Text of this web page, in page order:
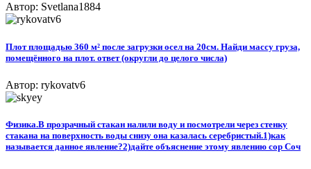
Автор: Svetlana1884
Плот площадью 360 м² после загрузки осел на 20см. Найди массу груза,
помещённого на плот. ответ (округли до целого числа)
Автор: rykovatv6
Физика.В прозрачный стакан налили воду и посмотрели через стенку
стакана на поверхность воды снизу она казалась серебристый.1)как
называется данное явление?2)дайте объяснение этому явлению сор Соч​